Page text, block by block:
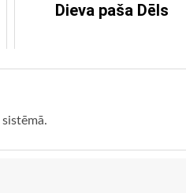
Dieva paša Dēls
sistēmā.